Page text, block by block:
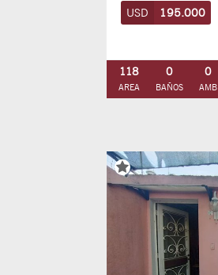
USD 195.000
118
AREA
0
BAÑOS
0
AMB